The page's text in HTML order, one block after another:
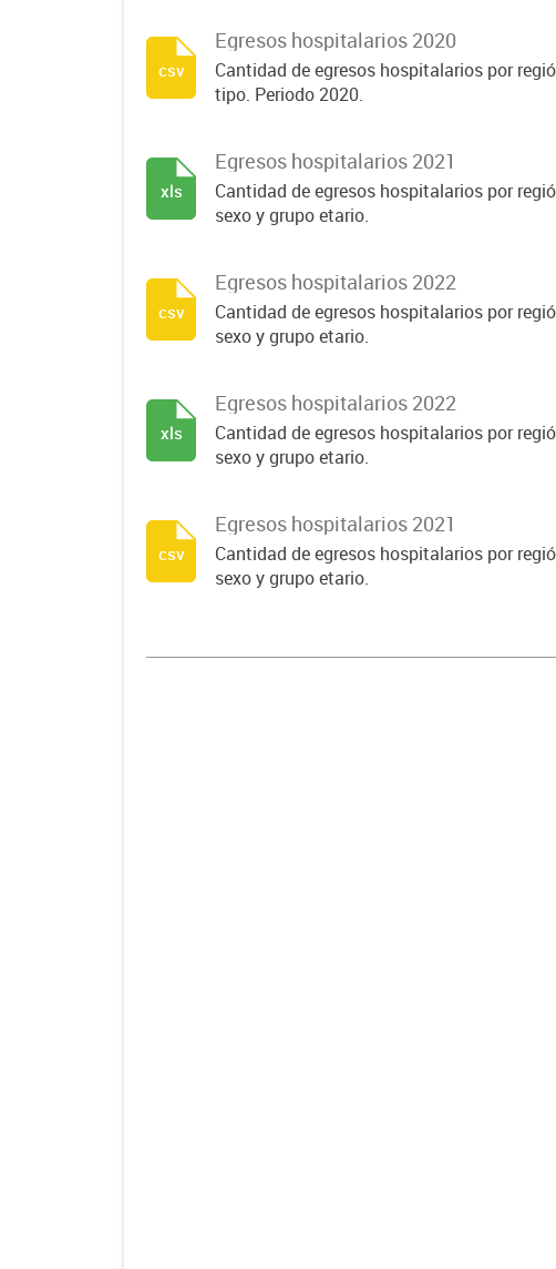
Egresos hospitalarios 2020
Cantidad de egresos hospitalarios por
tipo. Periodo 2020.
csv
Egresos hospitalarios 2021
Cantidad de egresos hospitalarios por
sexo y grupo etario.
xls
Egresos hospitalarios 2022
Cantidad de egresos hospitalarios por
sexo y grupo etario.
csv
Egresos hospitalarios 2022
Cantidad de egresos hospitalarios por
sexo y grupo etario.
xls
Egresos hospitalarios 2021
Cantidad de egresos hospitalarios por
sexo y grupo etario.
csv